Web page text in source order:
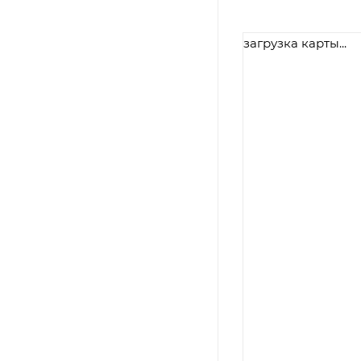
загрузка карты...